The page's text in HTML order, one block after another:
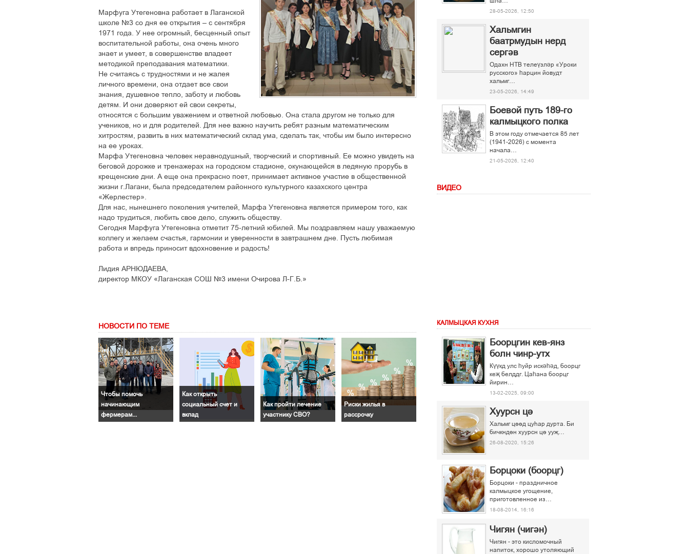
Марфуга Утегеновна работает в Лаганской
школе №3 со дня ее открытия – с сентября
1971 года. У нее огромный, бесценный опыт
воспитательной работы, она очень много
знает и умеет, в совершенстве владеет
методикой преподавания математики.
Не считаясь с трудностями и не жалея
личного времени, она отдает все свои
знания, душевное тепло, заботу и любовь
детям. И они доверяют ей свои секреты,
относятся с большим уважением и ответной любовью. Она стала другом не только для
учеников, но и для родителей. Для нее важно научить ребят разным математическим
хитростям, развить в них математический склад ума, сделать так, чтобы им было интересно
на ее уроках.
Марфа Утегеновна человек неравнодушный, творческий и спортивный. Ее можно увидеть на
беговой дорожке и тренажерах на городском стадионе, окунающейся в ледяную прорубь в
крещенские дни. А еще она прекрасно поет, принимает активное участие в общественной
жизни г.Лагани, была председателем районного культурного казахского центра
«Жерлестер».
Для нас, нынешнего поколения учителей, Марфа Утегеновна является примером того, как
надо трудиться, любить свое дело, служить обществу.
Сегодня Марфуга Утегеновна отметит 75-летний юбилей. Мы поздравляем нашу уважаемую
коллегу и желаем счастья, гармонии и уверенности в завтрашнем дне. Пусть любимая
работа и впредь приносит вдохновение и радость!
Лидия АРНЮДАЕВА,
директор МКОУ «Лаганская СОШ №3 имени Очирова Л-Г.Б.»
НОВОСТИ ПО ТЕМЕ
Чтобы помочь
начинающим
фермерам...
Как открыть
социальный счет и
вклад
Как пройти лечение
участнику СВО?
Риски жилья в
рассрочку
28-05-2026, 12:50
Хальмгин
баатрмудын нерд
сергәв
Одахн НТВ телеүзләр «Уроки
русского» һарцин йовудт
хальмг…
23-05-2026, 14:49
Боевой путь 189-го
калмыцкого полка
В этом году отмечается 85 лет
(1941-2026) с момента
начала…
21-05-2026, 12:40
ВИДЕО
КАЛМЫЦКАЯ КУХНЯ
Боорцгин кев-янз
болн чинр-утх
Күүкд улс һуйр искәһәд, боорцг
кеҗ белддг. Цаһана боорцг
йирин…
13-02-2025, 09:00
Хуурсн ці
Хальмг ціід цуєар дурта. Би
бичкндін хуурсн ці ууљ…
26-08-2020, 15:26
Борцоки (боорцг)
Борцоки - праздничное
калмыцкое угощение,
приготовленное из…
18-08-2014, 16:16
Чигян (чигән)
Чигян - это кисломочный
напиток, хорошо утоляющий